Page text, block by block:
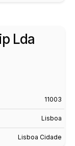
Lda
11003
Lisboa
Lisboa Cidade